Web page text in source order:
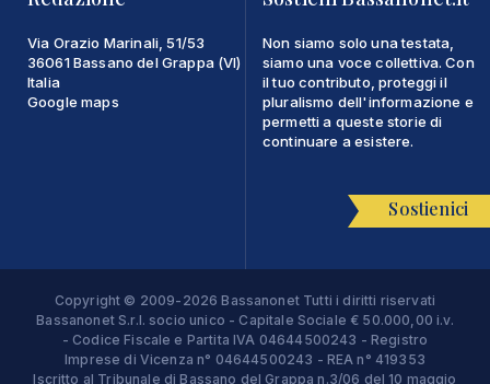
Via Orazio Marinali, 51/53
36061 Bassano del Grappa (VI)
Italia
Google maps
Non siamo solo una testata,
siamo una voce collettiva. Con
il tuo contributo, proteggi il
pluralismo dell'informazione e
permetti a queste storie di
continuare a esistere.
Sostienici
Copyright © 2009-2026 Bassanonet Tutti i diritti riservati
Bassanonet S.r.l. socio unico - Capitale Sociale € 50.000,00 i.v.
- Codice Fiscale e Partita IVA 04644500243 - Registro
Imprese di Vicenza n° 04644500243 - REA n° 419353
Iscritto al Tribunale di Bassano del Grappa n.3/06 del 10 maggio